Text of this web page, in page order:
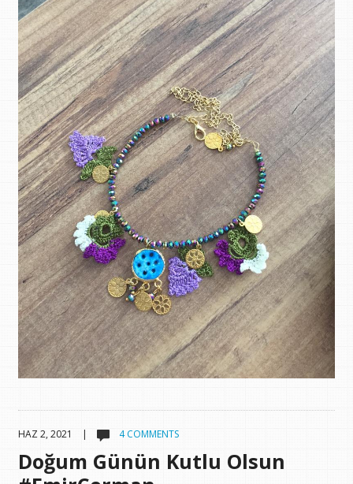
HAZ 2, 2021 | 4 COMMENTS
Doğum Günün Kutlu Olsun